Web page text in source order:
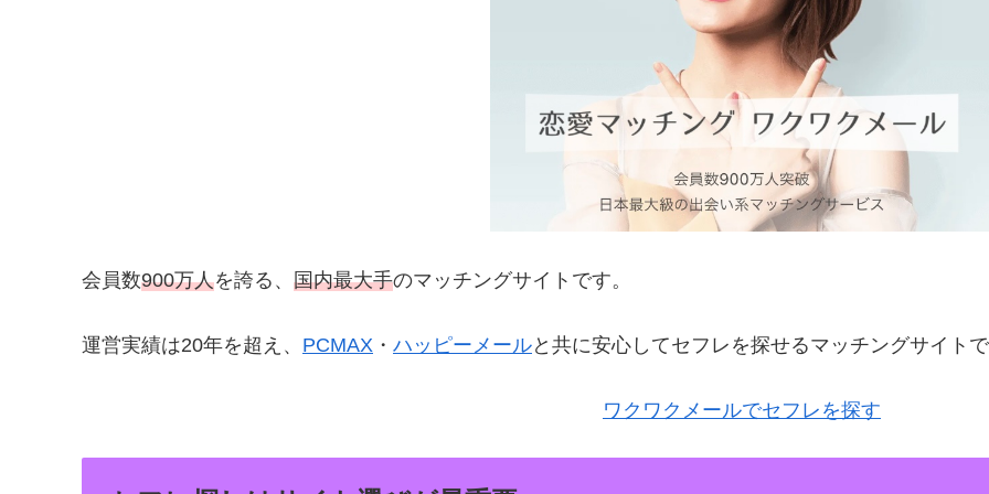
会員数900万人を誇る、 国内最大手のマッチングサイトです。
運営実績は20年を超え、 PCMAX ・ ハッピーメールと共に安心してセフレを探せるマッチングサイト
ワクワクメールでセフレを探す